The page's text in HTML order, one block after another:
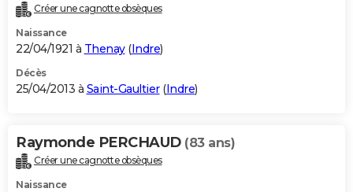
Créer une cagnotte obsèques
Naissance
22/04/1921 à Thenay(Indre)
Décès
25/04/2013 à Saint-Gaultier(Indre)
Raymonde PERCHAUD (83 ans)
Créer une cagnotte obsèques
Naissance